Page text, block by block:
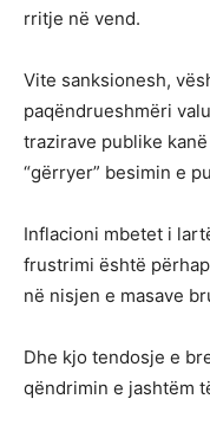
rritje në vend.
Vite sanksionesh,
paqëndrueshmëri
trazirave publike
“gërryer” besimin e
Inflacioni mbetet i
frustrimi është
në nisjen e masave
Dhe kjo tendosje e
qëndrimin e jashtëm